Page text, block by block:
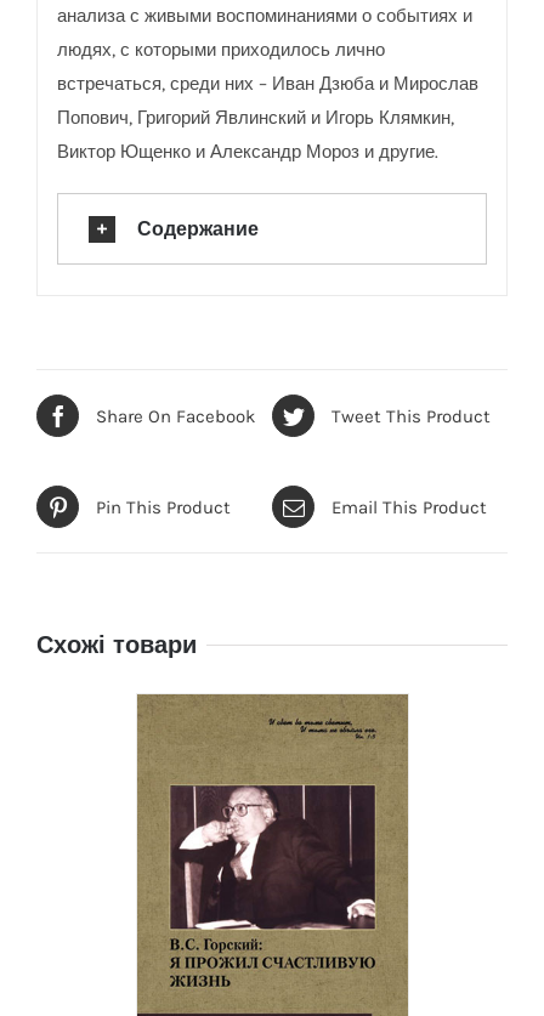
анализа с живыми воспоминаниями о событиях и
людях, с которыми приходилось лично
встречаться, среди них – Иван Дзюба и Мирослав
Попович, Григорий Явлинский и Игорь Клямкин,
Виктор Ющенко и Александр Мороз и другие.
Содержание
Share On Facebook Tweet This Product
Pin This Product Email This Product
Схожі товари